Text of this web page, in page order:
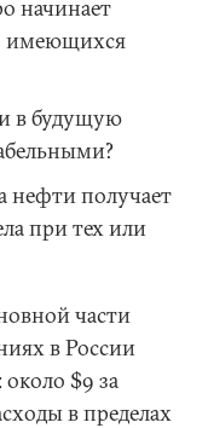
начинает
имеющихся
в будущую
нефти получает
при тех или
части
в России
$9 за
в пределах